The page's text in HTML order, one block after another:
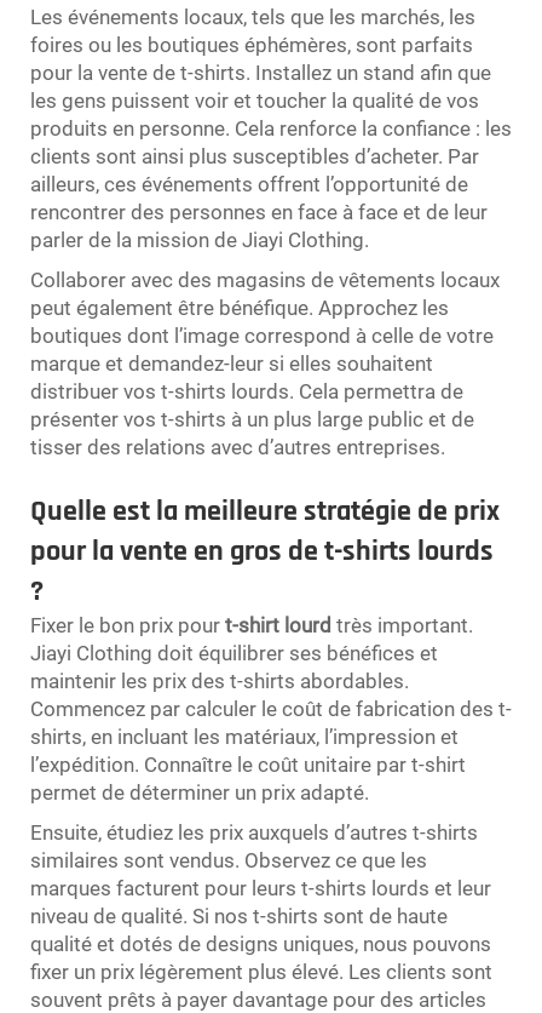
Les événements locaux, tels que les marchés, les
foires ou les boutiques éphémères, sont parfaits
pour la vente de t-shirts. Installez un stand afin que
les gens puissent voir et toucher la qualité de vos
produits en personne. Cela renforce la confiance : les
clients sont ainsi plus susceptibles d’acheter. Par
ailleurs, ces événements offrent l’opportunité de
rencontrer des personnes en face à face et de leur
parler de la mission de Jiayi Clothing.
Collaborer avec des magasins de vêtements locaux
peut également être bénéfique. Approchez les
boutiques dont l’image correspond à celle de votre
marque et demandez-leur si elles souhaitent
distribuer vos t-shirts lourds. Cela permettra de
présenter vos t-shirts à un plus large public et de
tisser des relations avec d’autres entreprises.
Quelle est la meilleure stratégie de prix
pour la vente en gros de t-shirts lourds
?
Fixer le bon prix pour t-shirt lourd très important.
Jiayi Clothing doit équilibrer ses bénéfices et
maintenir les prix des t-shirts abordables.
Commencez par calculer le coût de fabrication des t-
shirts, en incluant les matériaux, l’impression et
l’expédition. Connaître le coût unitaire par t-shirt
permet de déterminer un prix adapté.
Ensuite, étudiez les prix auxquels d’autres t-shirts
similaires sont vendus. Observez ce que les
marques facturent pour leurs t-shirts lourds et leur
niveau de qualité. Si nos t-shirts sont de haute
qualité et dotés de designs uniques, nous pouvons
fixer un prix légèrement plus élevé. Les clients sont
souvent prêts à payer davantage pour des articles